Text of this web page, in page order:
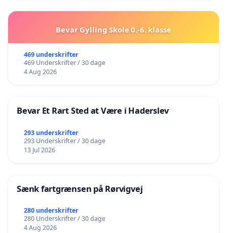
Bevar Gylling Skole 0.-6. klasse
469 underskrifter
469 Underskrifter / 30 dage
4 Aug 2026
Bevar Et Rart Sted at Være i Haderslev
293 underskrifter
293 Underskrifter / 30 dage
13 Jul 2026
Sænk fartgrænsen på Rørvigvej
280 underskrifter
280 Underskrifter / 30 dage
4 Aug 2026